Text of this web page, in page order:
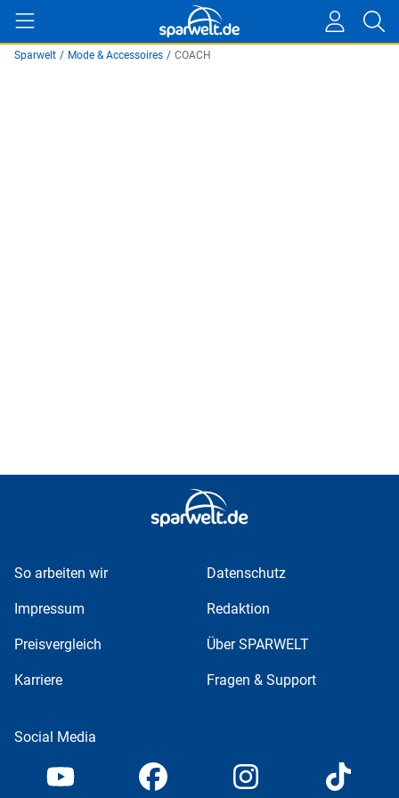
Sparwelt / Mode & Accessoires / COACH
So arbeiten wir Datenschutz
Impressum Redaktion
Preisvergleich Über SPARWELT
Karriere Fragen & Support
Social Media